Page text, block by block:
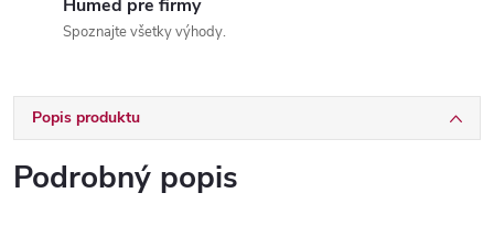
Humed pre firmy
Spoznajte všetky výhody.
Popis produktu
Podrobný popis